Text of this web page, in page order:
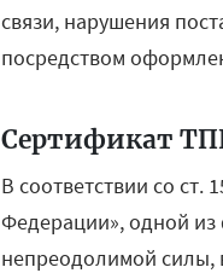
связи, нарушения
посредством
Сертификат
В соответствии со
Федерации», одной из
непреодолимой силы,